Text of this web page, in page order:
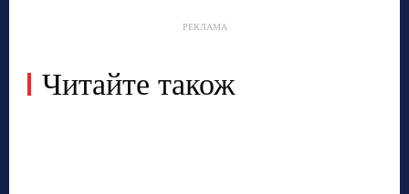
РЕКЛАМА
Читайте також